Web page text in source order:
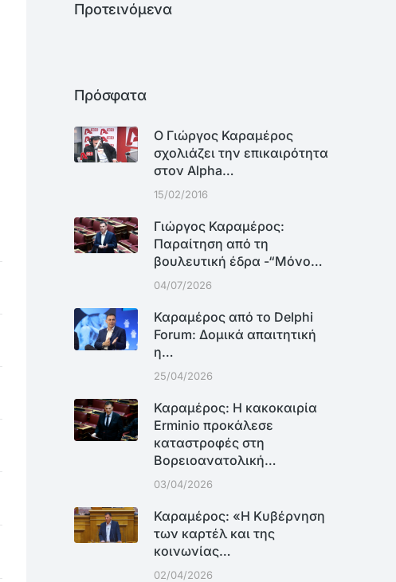
Προτεινόμενα
Πρόσφατα
Ο Γιώργος Καραμέρος
σχολιάζει την επικαιρότητα
στον Alpha…
15/02/2016
Γιώργος Καραμέρος:
Παραίτηση από τη
βουλευτική έδρα -“Μόνο…
04/07/2026
Καραμέρος από το Delphi
Forum: Δομικά απαιτητική
η…
25/04/2026
Καραμέρος: Η κακοκαιρία
Erminio προκάλεσε
καταστροφές στη
Βορειοανατολική…
03/04/2026
Καραμέρος: «Η Κυβέρνηση
των καρτέλ και της
κοινωνίας…
02/04/2026